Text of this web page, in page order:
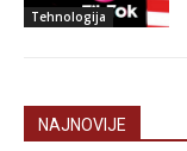
Tehnologija
NAJNOVIJE